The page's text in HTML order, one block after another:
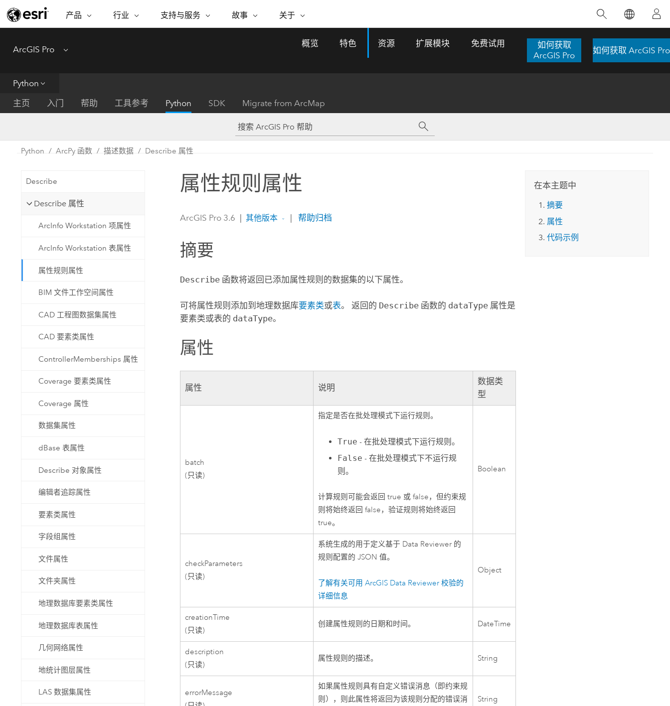
产品
ARCGIS
完整的 SaaS 制图平台
ArcGIS Enterprise
构建制图和空间分析应用程序
功能
将位置引入分析
集成、编辑和共享空间数据
Esri 产品、合作伙伴产品和开发
互式地图，探索产品功能，或者直接开始免
行业
行业
保护
能源公用事业
自然资源
州和地方政府
电信
交通运输
专题倡议
基础设施管理
者了解基础设施工程与周围环境的关系。
探索基础设施管理
支持与服务
支持与服务 自助服务
文档
My Esri
故事
ESRI 故事
现实世界的全球 GIS 创新
客
行业新闻和 ArcGIS 更新
所有故事
动提供了有力支持。
关于
关于 ESRI
合作伙伴
招贤纳士
联系我们
数字孪生体
推荐书籍
ArcGIS Pro Menu
概览 特色 资源 扩展模块 免费试用
如何获取
ArcGIS Pro
如何获取 ArcGIS Pro
Python
主页
入门 帮助 工具参考 Python SDK Migrate from ArcMap
Python ArcPy 函数 描述数据 Describe 属性
Describe
Describe 属性
ArcInfo Workstation 项属性
ArcInfo Workstation 表属性
属性规则属性
BIM 文件工作空间属性
CAD 工程图数据集属性
CAD 要素类属性
ControllerMemberships 属性
Coverage 要素类属性
Coverage 属性
数据集属性
dBase 表属性
Describe 对象属性
编辑者追踪属性
要素类属性
字段组属性
文件属性
文件夹属性
地理数据库要素类属性
地理数据库表属性
几何网络属性
地统计图层属性
LAS 数据集属性
属性规则属性
ArcGIS Pro 3.6 其他版本 帮助归档
摘要
Describe 函数将返回已添加属性规则的数据集的以下属性。
可将属性规则添加到地理数据库要素类或表。 返回的 Describe 函数的 dataType 属性是
要素类或表的 dataType。
属性
属性 说明
数据类
型
batch
(只读)
指定是否在批处理模式下运行规则。
True - 在批处理模式下运行规则。
False - 在批处理模式下不运行规
则。
计算规则可能会返回 true 或 false，但约束规
则将始终返回 false，验证规则将始终返回
true。
Boolean
checkParameters
(只读)
系统生成的用于定义基于 Data Reviewer 的
规则配置的 JSON 值。
了解有关可用ArcGIS Data Reviewer 校验的
详细信息
Object
creationTime
(只读)
创建属性规则的日期和时间。 DateTime
description
(只读)
属性规则的描述。 String
errorMessage
如果属性规则具有自定义错误消息（即约束规
则），则此属性将返回为该规则分配的错误消
String
在本主题中
摘要
属性
代码示例